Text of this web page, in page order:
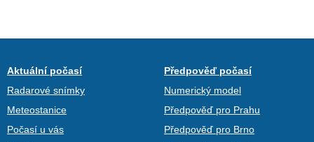
Aktuální počasí
Radarové snímky
Meteostanice
Počasí u vás
Předpověď počasí
Numerický model
Předpověď pro Prahu
Předpověď pro Brno